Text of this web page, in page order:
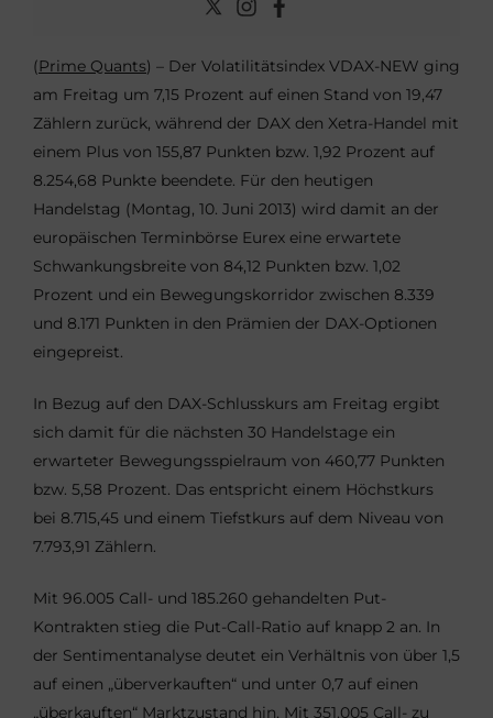
(Prime Quants) – Der Volatilitätsindex VDAX-NEW ging
am Freitag um 7,15 Prozent auf einen Stand von 19,47
Zählern zurück, während der DAX den Xetra-Handel mit
einem Plus von 155,87 Punkten bzw. 1,92 Prozent auf
8.254,68 Punkte beendete. Für den heutigen
Handelstag (Montag, 10. Juni 2013) wird damit an der
europäischen Terminbörse Eurex eine erwartete
Schwankungsbreite von 84,12 Punkten bzw. 1,02
Prozent und ein Bewegungskorridor zwischen 8.339
und 8.171 Punkten in den Prämien der DAX-Optionen
eingepreist.
In Bezug auf den DAX-Schlusskurs am Freitag ergibt
sich damit für die nächsten 30 Handelstage ein
erwarteter Bewegungsspielraum von 460,77 Punkten
bzw. 5,58 Prozent. Das entspricht einem Höchstkurs
bei 8.715,45 und einem Tiefstkurs auf dem Niveau von
7.793,91 Zählern.
Mit 96.005 Call- und 185.260 gehandelten Put-
Kontrakten stieg die Put-Call-Ratio auf knapp 2 an. In
der Sentimentanalyse deutet ein Verhältnis von über 1,5
auf einen „überverkauften“ und unter 0,7 auf einen
„überkauften“ Marktzustand hin. Mit 351.005 Call- zu